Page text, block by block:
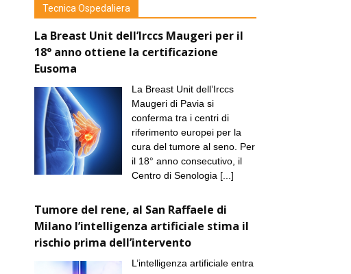
Tecnica Ospedaliera
La Breast Unit dell’Irccs Maugeri per il
18° anno ottiene la certificazione
Eusoma
La Breast Unit dell’Irccs
Maugeri di Pavia si
conferma tra i centri di
riferimento europei per la
cura del tumore al seno. Per
il 18° anno consecutivo, il
Centro di Senologia [...]
Tumore del rene, al San Raffaele di
Milano l’intelligenza artificiale stima il
rischio prima dell’intervento
L’intelligenza artificiale entra